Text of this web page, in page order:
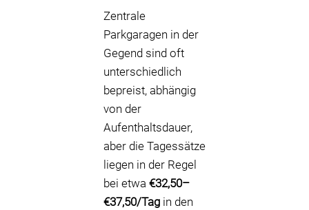
Zentrale
Parkgaragen in der
Gegend sind oft
unterschiedlich
bepreist, abhängig
von der
Aufenthaltsdauer,
aber die Tagessätze
liegen in der Regel
bei etwa €32,50–
€37,50/Tag in den